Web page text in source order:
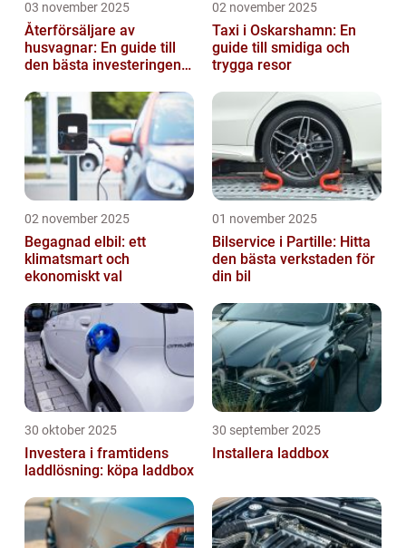
03 november 2025
Återförsäljare av
husvagnar: En guide till
den bästa investeringen
02 november 2025
Taxi i Oskarshamn: En
guide till smidiga och
trygga resor
02 november 2025
Begagnad elbil: ett
klimatsmart och
ekonomiskt val
01 november 2025
Bilservice i Partille: Hitta
den bästa verkstaden för
din bil
30 oktober 2025
Investera i framtidens
laddlösning: köpa laddbox
30 september 2025
Installera laddbox